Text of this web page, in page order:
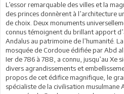
L’essor remarquable des villes et la
des princes donnèrent à l’architecture
de choix. Deux monuments
connus témoignent du brillant apport
Andalus au patrimoine de l’humanité. La
mosquée de Cordoue édifiée par Abd al
Ier de 786 à 788, a connu, jusqu’au Xe
divers agrandissements et
propos de cet édifice magnifique, le
spécialiste de la civilisation musulmane